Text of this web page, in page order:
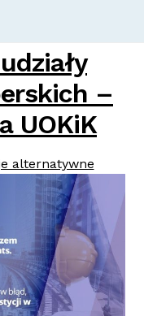
–
UOKiK
alternatywne